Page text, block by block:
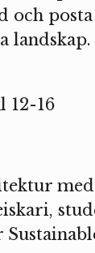
12-16